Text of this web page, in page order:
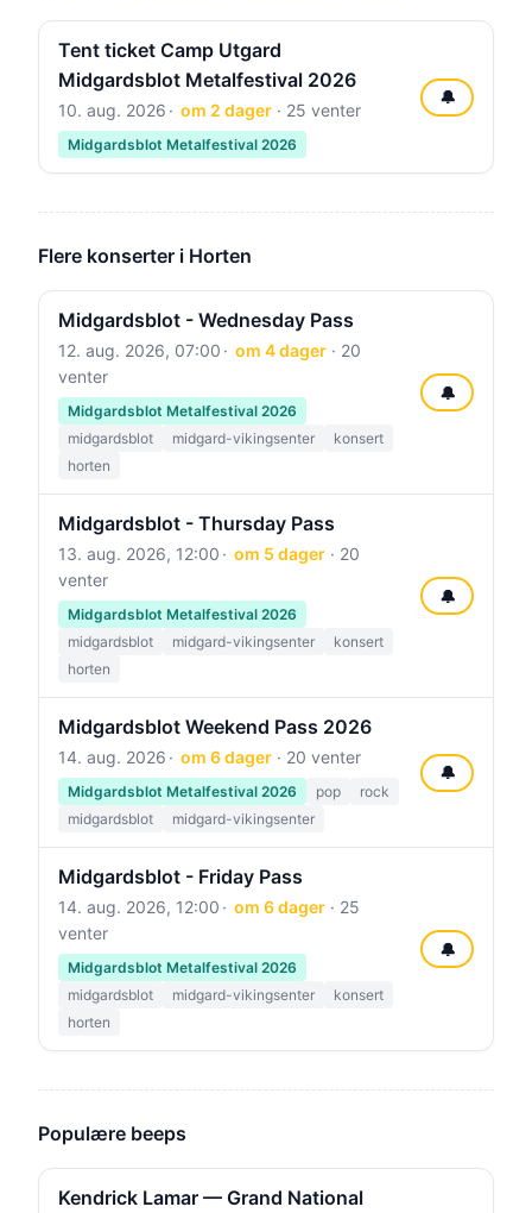
Tent ticket Camp Utgard
Midgardsblot Metalfestival 2026
10. aug. 2026 om 2 dager· 25 venter
Midgardsblot Metalfestival 2026
🔔
Flere konserter i Horten
Midgardsblot - Wednesday Pass
12. aug. 2026, 07:00 om 4 dager· 20
venter
Midgardsblot Metalfestival 2026
midgardsblot
midgard-vikingsenter
konsert
horten
🔔
Midgardsblot - Thursday Pass
13. aug. 2026, 12:00 om 5 dager· 20
venter
Midgardsblot Metalfestival 2026
midgardsblot
midgard-vikingsenter
konsert
horten
🔔
Midgardsblot Weekend Pass 2026
14. aug. 2026 om 6 dager· 20 venter
Midgardsblot Metalfestival 2026 pop
rock
midgardsblot
midgard-vikingsenter
🔔
Midgardsblot - Friday Pass
14. aug. 2026, 12:00 om 6 dager· 25
venter
Midgardsblot Metalfestival 2026
midgardsblot
midgard-vikingsenter
konsert
horten
🔔
Populære beeps
Kendrick Lamar — Grand National